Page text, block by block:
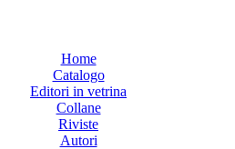
Home
Catalogo
Editori in vetrina
Collane
Riviste
Autori